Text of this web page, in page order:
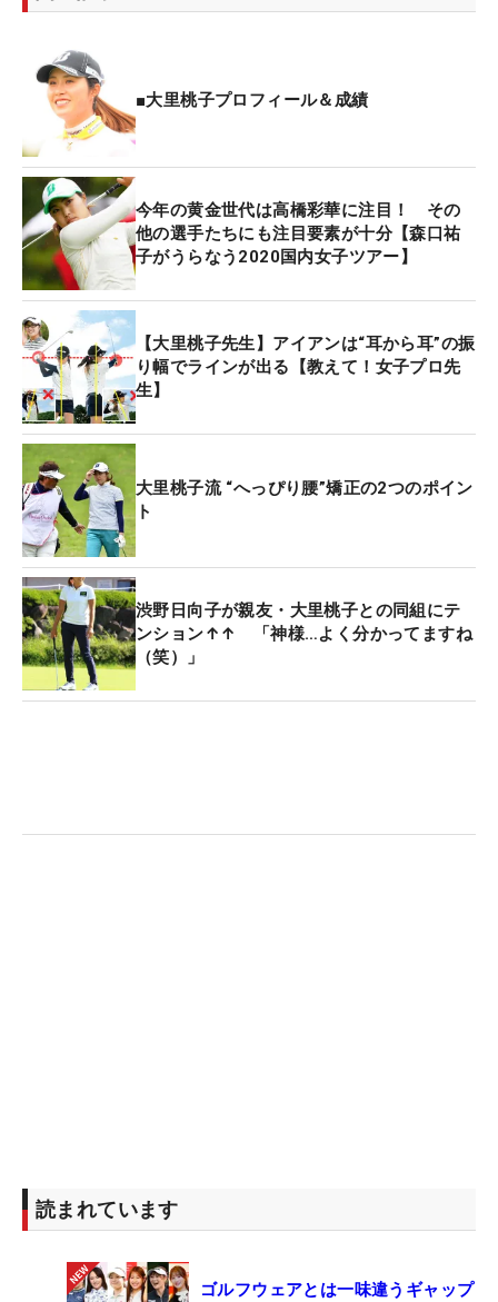
■大里桃子プロフィール＆成績
今年の黄金世代は高橋彩華に注目！ その
他の選手たちにも注目要素が十分【森口祐
子がうらなう2020国内女子ツアー】
【大里桃子先生】アイアンは“耳から耳”の振
り幅でラインが出る【教えて！女子プロ先
生】
大里桃子流 “へっぴり腰”矯正の2つのポイン
ト
渋野日向子が親友・大里桃子との同組にテ
ンション↑↑ 「神様…よく分かってますね
（笑）」
読まれています
ゴルフウェアとは一味違うギャップ